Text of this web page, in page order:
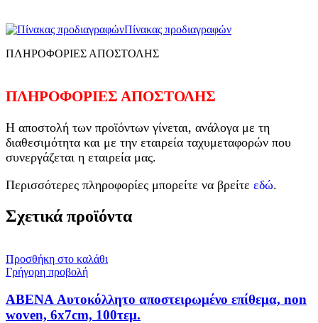
Πίνακας προδιαγραφών
ΠΛΗΡΟΦΟΡΙΕΣ ΑΠΟΣΤΟΛΗΣ
ΠΛΗΡΟΦΟΡΙΕΣ ΑΠΟΣΤΟΛΗΣ
Η αποστολή των προϊόντων γίνεται, ανάλογα με τη
διαθεσιμότητα και με την εταιρεία ταχυμεταφορών που
συνεργάζεται η εταιρεία μας.
Περισσότερες πληροφορίες μπορείτε να βρείτε εδώ.
Σχετικά προϊόντα
Προσθήκη στο καλάθι
Γρήγορη προβολή
ABENA Αυτοκόλλητο αποστειρωμένο επίθεμα, non
woven, 6x7cm, 100τεμ.